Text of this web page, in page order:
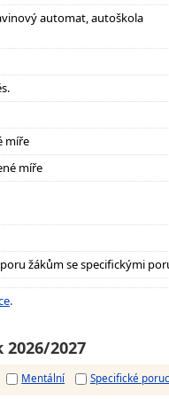
automat, autoškola
míře
míře
žákům se specifickými
.
2027
Mentální Specifické